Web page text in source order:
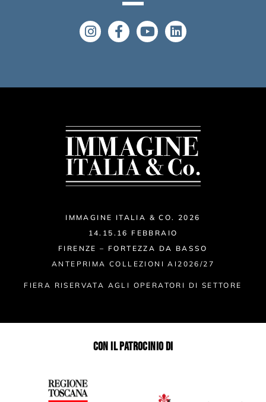
IMMAGINE ITALIA & CO. 2026
14.15.16 FEBBRAIO
FIRENZE – FORTEZZA DA BASSO
ANTEPRIMA COLLEZIONI AI2026/27
FIERA RISERVATA AGLI OPERATORI DI SETTORE
CON IL PATROCINIO DI